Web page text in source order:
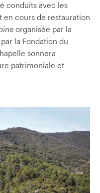
conduits avec les
en cours de restauration
organisée par la
la Fondation du
sonnera
patrimoniale et